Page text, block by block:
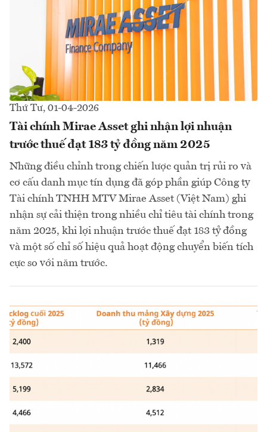
Thứ Tư, 01-04-2026
Tài chính Mirae Asset ghi nhận lợi nhuận
trước thuế đạt 183 tỷ đồng năm 2025
Những điều chỉnh trong chiến lược quản trị rủi ro và
cơ cấu danh mục tín dụng đã góp phần giúp Công ty
Tài chính TNHH MTV Mirae Asset (Việt Nam) ghi
nhận sự cải thiện trong nhiều chỉ tiêu tài chính trong
năm 2025, khi lợi nhuận trước thuế đạt 183 tỷ đồng
và một số chỉ số hiệu quả hoạt động chuyển biến tích
cực so với năm trước.